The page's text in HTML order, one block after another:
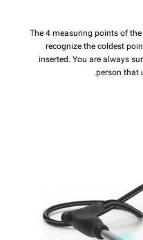
The 4 measuring points of
recognize the coldest
inserted. You are always
person that